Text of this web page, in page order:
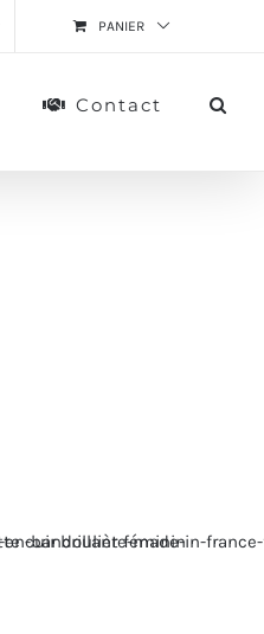
PANIER
Contact